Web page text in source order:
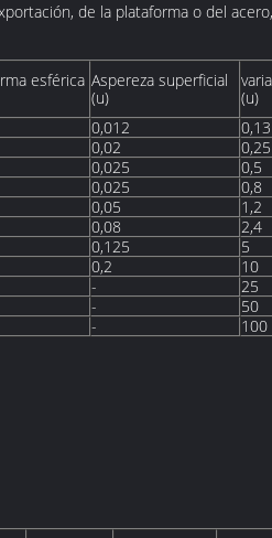
de la plataforma o del
esférica Aspereza superficial
(u)
(u)
0,012 0,13
0,02 0,25
0,025 0,5
0,025 0,8
0,05 1,2
0,08 2,4
0,125 5
0,2 10
- 25
- 50
- 100